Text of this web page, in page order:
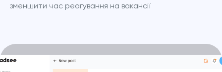
зменшити час реагування на вакансії